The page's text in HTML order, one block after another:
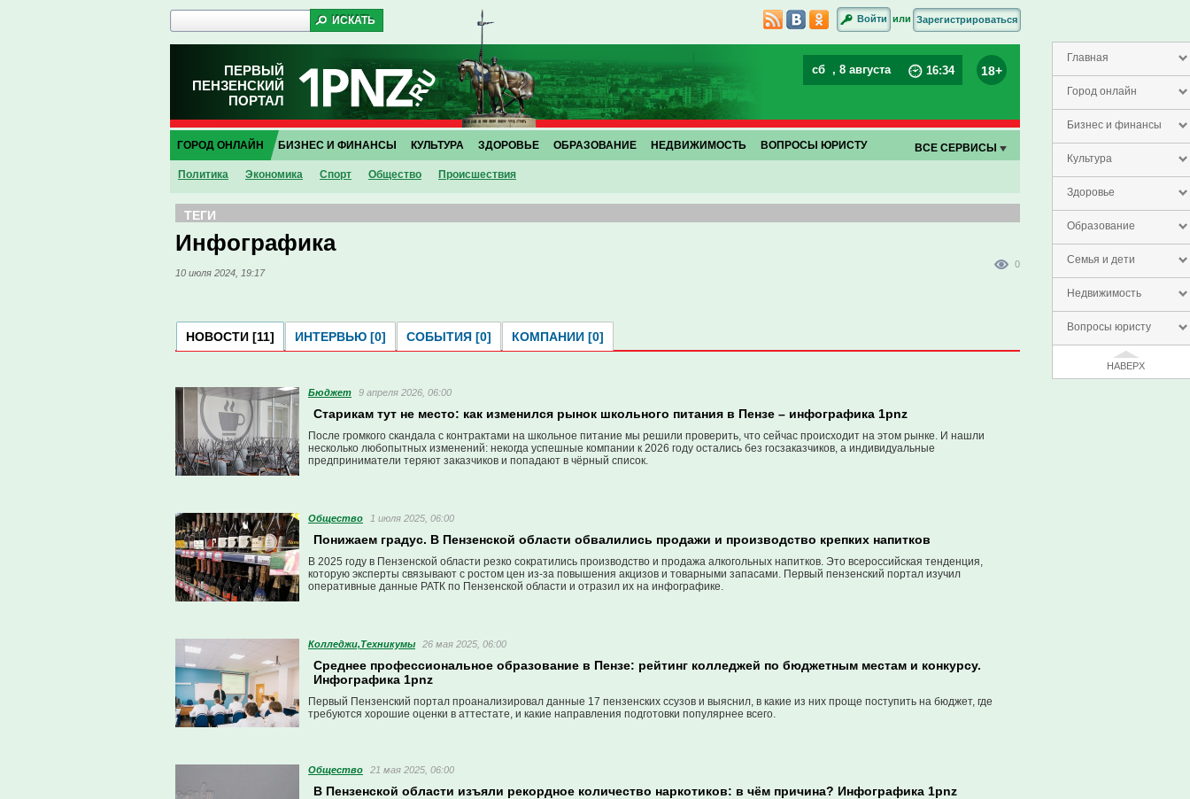
Главная
Город онлайн
Бизнес и финансы
Культура
Здоровье
Образование
Семья и дети
Недвижимость
Вопросы юристу
НАВЕРХ
Войти или Зарегистрироваться
ПЕРВЫЙ
ПЕНЗЕНСКИЙ
ПОРТАЛ
сб , 8 августа 16:34 18+
ГОРОД ОНЛАЙН
Политика Экономика Спорт Общество Проиcшествия
БИЗНЕС И ФИНАНСЫ КУЛЬТУРА ЗДОРОВЬЕ ОБРАЗОВАНИЕ НЕДВИЖИМОСТЬ ВОПРОСЫ ЮРИСТУ ВСЕ СЕРВИСЫ
ТЕГИ
Инфографика
10 июля 2024, 19:17
0
НОВОСТИ [11] ИНТЕРВЬЮ [0] СОБЫТИЯ [0] КОМПАНИИ [0]
Бюджет 9 апреля 2026, 06:00
Старикам тут не место: как изменился рынок школьного питания в Пензе – инфографика 1pnz
После громкого скандала с контрактами на школьное питание мы решили проверить, что сейчас происходит на этом рынке. И нашли
несколько любопытных изменений: некогда успешные компании к 2026 году остались без госзаказчиков, а индивидуальные
предприниматели теряют заказчиков и попадают в чёрный список.
Общество 1 июля 2025, 06:00
Понижаем градус. В Пензенской области обвалились продажи и производство крепких напитков
В 2025 году в Пензенской области резко сократились производство и продажа алкогольных напитков. Это всероссийская тенденция,
которую эксперты связывают с ростом цен из-за повышения акцизов и товарными запасами. Первый пензенский портал изучил
оперативные данные РАТК по Пензенской области и отразил их на инфографике.
Колледжи,Техникумы 26 мая 2025, 06:00
Среднее профессиональное образование в Пензе: рейтинг колледжей по бюджетным местам и конкурсу.
Инфографика 1pnz
Первый Пензенский портал проанализировал данные 17 пензенских ссузов и выяснил, в какие из них проще поступить на бюджет, где
требуются хорошие оценки в аттестате, и какие направления подготовки популярнее всего.
Общество 21 мая 2025, 06:00
В Пензенской области изъяли рекордное количество наркотиков: в чём причина? Инфографика 1pnz